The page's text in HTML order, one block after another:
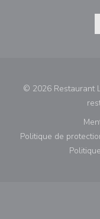
© 2026 Restaurant
Politique de